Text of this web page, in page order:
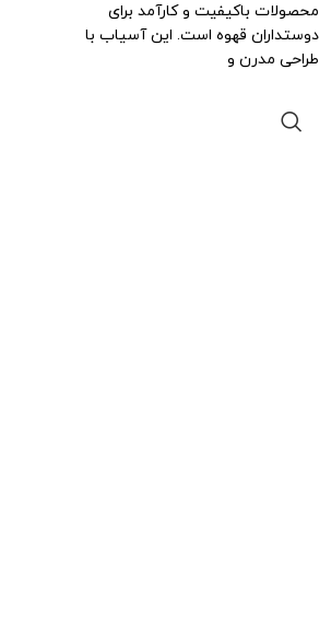
محصولات باکیفیت و کارآمد برای
دوستداران قهوه است. این آسیاب با
طراحی مدرن و